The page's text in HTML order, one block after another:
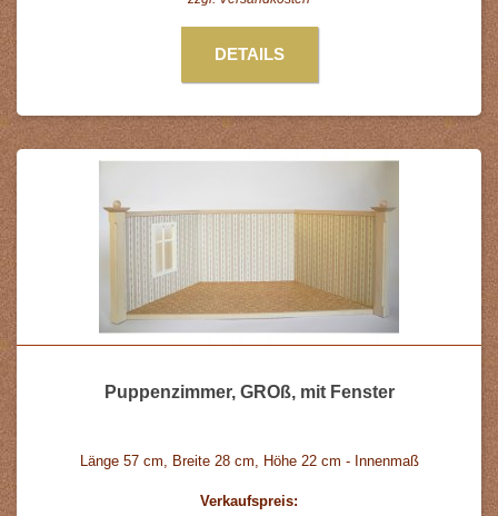
DETAILS
Puppenzimmer, GROß, mit Fenster
Länge 57 cm, Breite 28 cm, Höhe 22 cm - Innenmaß
Verkaufspreis: